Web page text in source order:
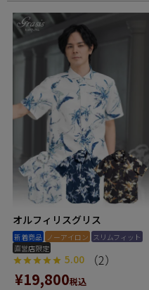
オルフィリスグリス
新着商品 ノーアイロン スリムフィット
直営店限定
5.00 （2）
¥19,800税込